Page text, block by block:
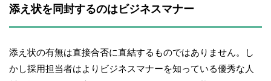
添え状を同封するのはビジネスマナー
添え状の有無は直接合否に直結するものではありません。し
かし採用担当者はよりビジネスマナーを知っている優秀な人